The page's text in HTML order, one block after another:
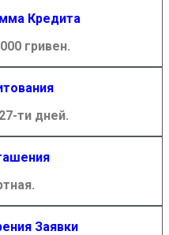
Кредита
гривен.
ти дней.
Заявки